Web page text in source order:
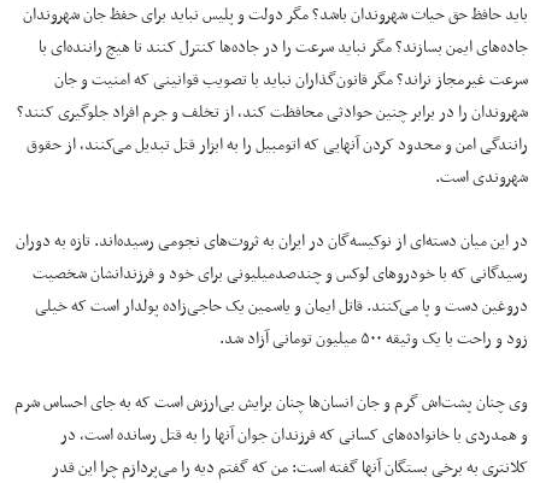
باید حافظ حق حیات شهروندان باشد؟ مگر دولت و پلیس نباید برای حفظ جان شهروندان
جاده‌های ایمن بسازند؟ مگر نباید سرعت را در جاده‌ها کنترل کنند تا هیچ راننده‌ای با
سرعت غیرمجاز نراند؟ مگر قانون‌گذاران نباید با تصویب قوانینی که امنیت و جان
شهروندان را در برابر چنین حوادثی محافظت کند، از تخلف و جرم افراد جلوگیری کنند؟
رانندگی امن و محدود کردن آنهایی که اتومبیل را به ابزار قتل تبدیل می‌کنند، از حقوق
شهروندی است.
در این میان دسته‌ای از نوکیسه‌گان در ایران به ثروت‌های نجومی رسیده‌اند. تازه به دوران
رسیدگانی که با خودروهای لوکس و چندصدمیلیونی برای خود و فرزندانشان شخصیت
دروغین دست و پا می‌کنند. قاتل ایمان و یاسمین یک حاجی‌زاده پولدار است که خیلی
زود و راحت با یک وثیقه ۵۰۰ میلیون تومانی آزاد شد.
وی چنان پشت‌اش گرم و جان انسان‌ها چنان برایش بی‌ارزش است که به جای احساس شرم
و همدردی با خانواده‌های کسانی که فرزندان جوان آنها را به قتل رسانده است، در
کلانتری به برخی بستگان آنها گفته است: من که گفتم دیه را می‌پردازم چرا این قدر